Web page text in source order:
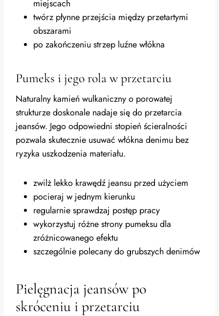
miejscach
twórz płynne przejścia między przetartymi
obszarami
po zakończeniu strzep luźne włókna
Pumeks i jego rola w przetarciu
Naturalny kamień wulkaniczny o porowatej
strukturze doskonale nadaje się do przetarcia
jeansów. Jego odpowiedni stopień ścieralności
pozwala skutecznie usuwać włókna denimu bez
ryzyka uszkodzenia materiału.
zwilż lekko krawędź jeansu przed użyciem
pocieraj w jednym kierunku
regularnie sprawdzaj postęp pracy
wykorzystuj różne strony pumeksu dla
zróżnicowanego efektu
szczególnie polecany do grubszych denimów
Pielęgnacja jeansów po
skróceniu i przetarciu